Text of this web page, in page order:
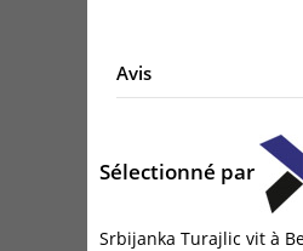
Avis
Sélectionné par
Srbijanka Turajlic vit à